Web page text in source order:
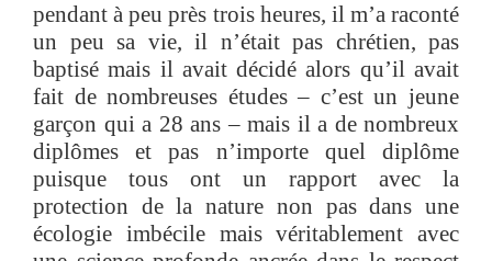
pendant à peu près trois heures, il m’a raconté
un peu sa vie, il n’était pas chrétien, pas
baptisé mais il avait décidé alors qu’il avait
fait de nombreuses études – c’est un jeune
garçon qui a 28 ans – mais il a de nombreux
diplômes et pas n’importe quel diplôme
puisque tous ont un rapport avec la
protection de la nature non pas dans une
écologie imbécile mais véritablement avec